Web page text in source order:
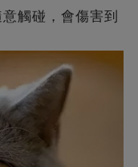
觸碰，會傷害到